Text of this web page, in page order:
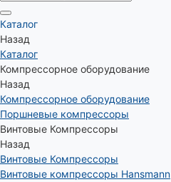
Каталог
Назад
Каталог
Компрессорное оборудование
Назад
Компрессорное оборудование
Поршневые компрессоры
Винтовые Компрессоры
Назад
Винтовые Компрессоры
Винтовые компрессоры Hansmann